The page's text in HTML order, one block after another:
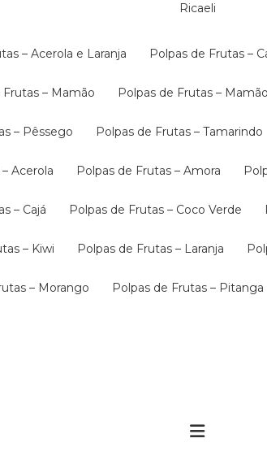
Ricaeli
– Acerola e Laranja Polpas de Frutas –
Frutas – Mamão Polpas de Frutas –
– Pêssego Polpas de Frutas – Tamarindo
– Acerola Polpas de Frutas – Amora
– Cajá Polpas de Frutas – Coco Verde
– Kiwi Polpas de Frutas – Laranja
– Morango Polpas de Frutas – Pitanga